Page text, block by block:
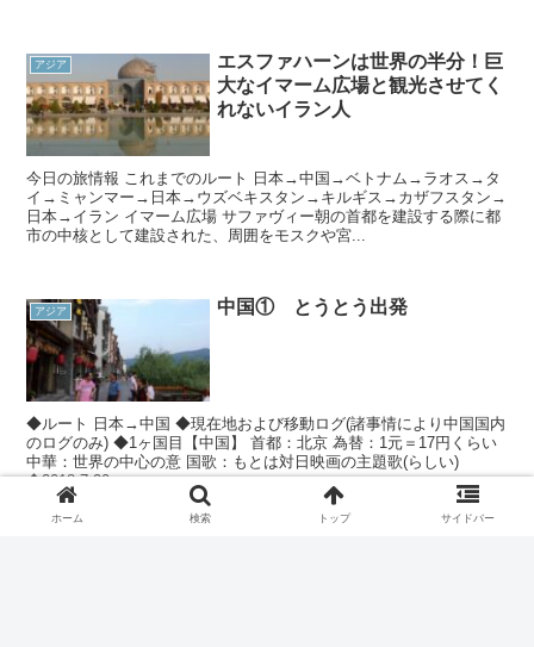
アジア
エスファハーンは世界の半分！巨
大なイマーム広場と観光させてく
れないイラン人
今日の旅情報 これまでのルート 日本→中国→ベトナム→ラオス→タ
イ→ミャンマー→日本→ウズベキスタン→キルギス→カザフスタン→
日本→イラン イマーム広場 サファヴィー朝の首都を建設する際に都
市の中核として建設された、周囲をモスクや宮...
アジア 中国① とうとう出発
◆ルート 日本→中国 ◆現在地および移動ログ(諸事情により中国国内
のログのみ) ◆1ヶ国目【中国】 首都：北京 為替：1元＝17円くらい
中華：世界の中心の意 国歌：もとは対日映画の主題歌(らしい)
◆2018.7.20...
ホーム 検索 トップ サイドバー